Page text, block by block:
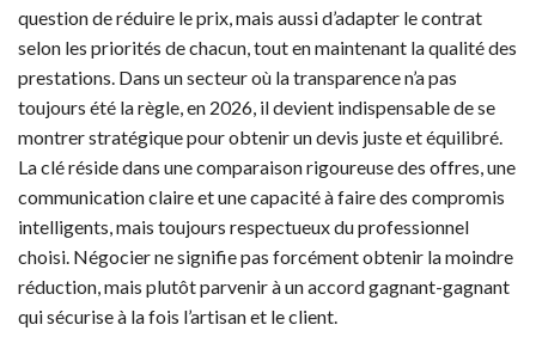
question de réduire le prix, mais aussi d’adapter le contrat
selon les priorités de chacun, tout en maintenant la qualité des
prestations. Dans un secteur où la transparence n’a pas
toujours été la règle, en 2026, il devient indispensable de se
montrer stratégique pour obtenir un devis juste et équilibré.
La clé réside dans une comparaison rigoureuse des offres, une
communication claire et une capacité à faire des compromis
intelligents, mais toujours respectueux du professionnel
choisi. Négocier ne signifie pas forcément obtenir la moindre
réduction, mais plutôt parvenir à un accord gagnant-gagnant
qui sécurise à la fois l’artisan et le client.